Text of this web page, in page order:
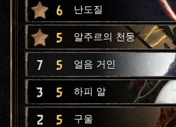
6 난도질
5 알주르의 천둥
7 5 얼음 거인
3 5 하피 알
2 5 구울